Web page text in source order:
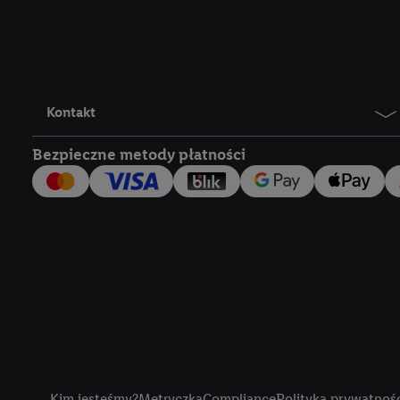
Kontakt
Bezpieczne metody płatności
Lidl Plus, możemy
wymienionych
następnie
użytkownika w
my i jeden z innych
Użytkownik upoważnia
usługach Lidl. Utiq
tak, Utiq udostępni
numeru
wykorzystany do
szczególności
obsługiwanych przez
korzystanie z
lub